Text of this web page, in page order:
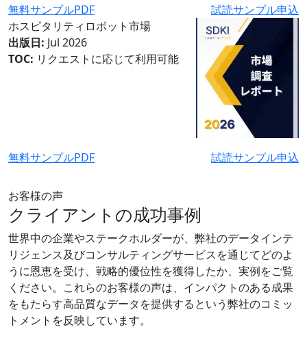
無料サンプルPDF
試読サンプル申込
ホスピタリティロボット市場
出版日: Jul 2026
TOC: リクエストに応じて利用可能
無料サンプルPDF 試読サンプル申込
お客様の声
クライアントの成功事例
世界中の企業やステークホルダーが、弊社のデータインテ
リジェンス及びコンサルティングサービスを通じてどのよ
うに恩恵を受け、戦略的優位性を獲得したか、実例をご覧
ください。これらのお客様の声は、インパクトのある成果
をもたらす高品質なデータを提供するという弊社のコミッ
トメントを反映しています。